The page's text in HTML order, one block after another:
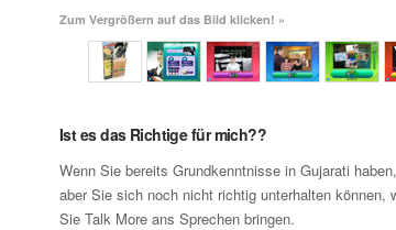
Zum Vergrößern auf das Bild klicken! »
Ist es das Richtige für mich??
Wenn Sie bereits Grundkenntnisse in Gujarati haben,
aber Sie sich noch nicht richtig unterhalten können,
Sie Talk More ans Sprechen bringen.